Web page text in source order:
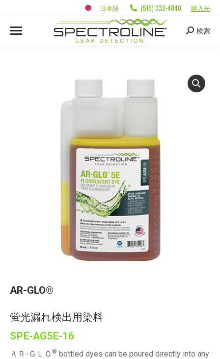
日本語 (516) 333-4840 購入先
検索
AR-GLO®
蛍光漏れ検出用染料
SPE-AG5E-16
ＡＲ-ＧＬＯ ® bottled dyes can be poured directly into any